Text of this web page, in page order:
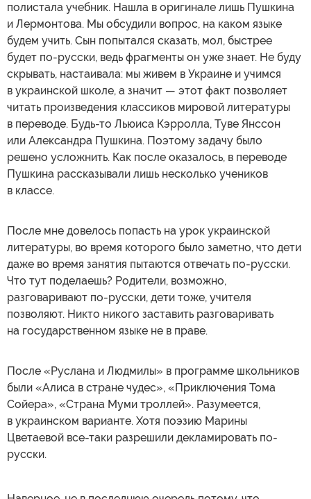
полистала учебник. Нашла в оригинале лишь Пушкина
и Лермонтова. Мы обсудили вопрос, на каком языке
будем учить. Сын попытался сказать, мол, быстрее
будет по-русски, ведь фрагменты он уже знает. Не буду
скрывать, настаивала: мы живем в Украине и учимся
в украинской школе, а значит — этот факт позволяет
читать произведения классиков мировой литературы
в переводе. Будь-то Льюиса Кэрролла, Туве Янссон
или Александра Пушкина. Поэтому задачу было
решено усложнить. Как после оказалось, в переводе
Пушкина рассказывали лишь несколько учеников
в классе.
После мне довелось попасть на урок украинской
литературы, во время которого было заметно, что дети
даже во время занятия пытаются отвечать по-русски.
Что тут поделаешь? Родители, возможно,
разговаривают по-русски, дети тоже, учителя
позволяют. Никто никого заставить разговаривать
на государственном языке не в праве.
После «Руслана и Людмилы» в программе школьников
были «Алиса в стране чудес», «Приключения Тома
Сойера», «Страна Муми троллей». Разумеется,
в украинском варианте. Хотя поэзию Марины
Цветаевой все-таки разрешили декламировать по-
русски.